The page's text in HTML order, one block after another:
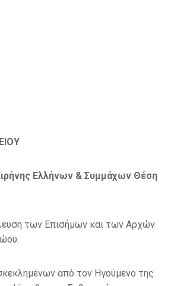
Ελλήνων & Συμμάχων Θέση
των Επισήμων και των Αρχών
από τον Ηγούμενο της